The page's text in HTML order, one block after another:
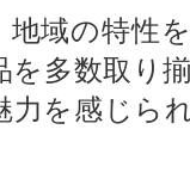
地域の特性
を多数取り
力を感じら